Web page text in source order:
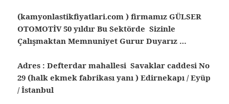
(kamyonlastikfiyatlari.com ) firmamız GÜLSER
OTOMOTİV 50 yıldır Bu Sektörde Sizinle
Çalışmaktan Memnuniyet Gurur Duyarız …
Adres : Defterdar mahallesi Savaklar caddesi No
29 (halk ekmek fabrikası yanı ) Edirnekapı / Eyüp
/ İstanbul